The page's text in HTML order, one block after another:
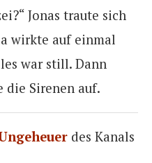
Jonas traute sich
wirkte auf einmal
war still. Dann
die Sirenen auf.
des Kanals